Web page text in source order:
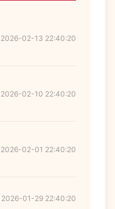
2026-02-13 22:40:20
2026-02-10 22:40:20
2026-02-01 22:40:20
2026-01-29 22:40:20